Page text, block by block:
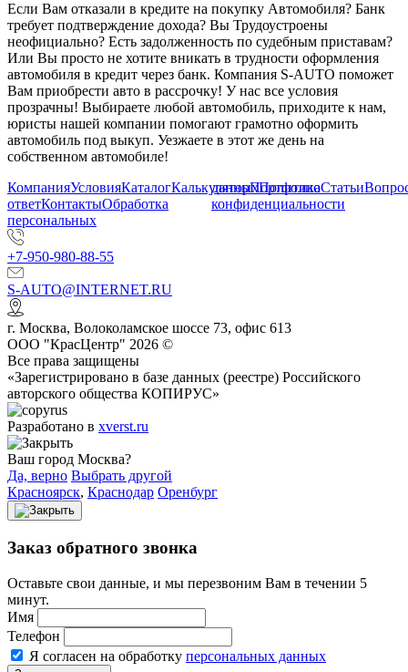
Если Вам отказали в кредите на покупку Автомобиля? Банк
требует подтверждение дохода? Вы Трудоустроены
неофициально? Есть задолженность по судебным приставам?
Или Вы просто не хотите вникать в трудности оформления
автомобиля в кредит через банк. Компания S-AUTO поможет
Вам приобрести авто в рассрочку! У нас все условия
прозрачны! Выбираете любой автомобиль, приходите к нам,
юристы нашей компании помогают грамотно оформить
автомобиль под выкуп. Уезжаете в этот же день на
собственном автомобиле!
КомпанияУсловияКаталогКалькуляторПортфолиоСтатьи
ответКонтактыОбработка
персональных
данныхПолитика
конфиденциальности
+7-950-980-88-55
S-AUTO@INTERNET.RU
г. Москва, Волоколамское шоссе 73, офис 613
ООО "КрасЦентр" 2026 ©
Все права защищены
«Зарегистрировано в базе данных (реестре) Российского
авторского общества КОПИРУС»
Разработано в xverst.ru
Ваш город Москва?
Да, верно Выбрать другой
Красноярск, Краснодар Оренбург
Заказ обратного звонка
Оставьте свои данные, и мы перезвоним Вам в течении 5
минут.
Имя
Телефон
Я согласен на обработку персональных данных